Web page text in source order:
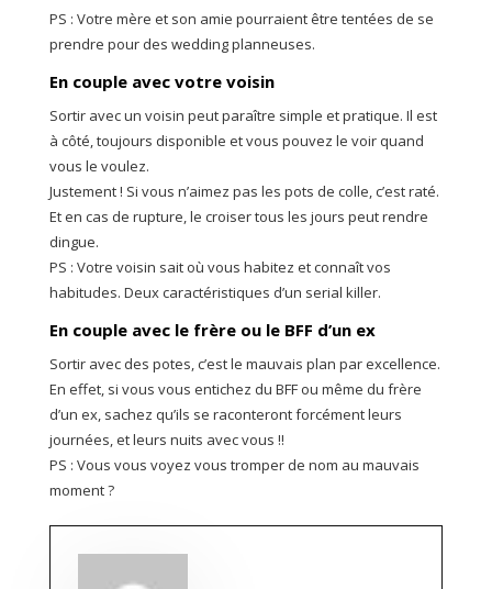
PS : Votre mère et son amie pourraient être tentées de se
prendre pour des wedding planneuses.
En couple avec votre voisin
Sortir avec un voisin peut paraître simple et pratique. Il est
à côté, toujours disponible et vous pouvez le voir quand
vous le voulez.
Justement ! Si vous n’aimez pas les pots de colle, c’est raté.
Et en cas de rupture, le croiser tous les jours peut rendre
dingue.
PS : Votre voisin sait où vous habitez et connaît vos
habitudes. Deux caractéristiques d’un serial killer.
En couple avec le frère ou le BFF d’un ex
Sortir avec des potes, c’est le mauvais plan par excellence.
En effet, si vous vous entichez du BFF ou même du frère
d’un ex, sachez qu’ils se raconteront forcément leurs
journées, et leurs nuits avec vous !!
PS : Vous vous voyez vous tromper de nom au mauvais
moment ?